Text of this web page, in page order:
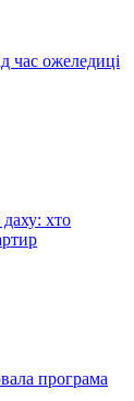
час ожеледиці
хто
програма